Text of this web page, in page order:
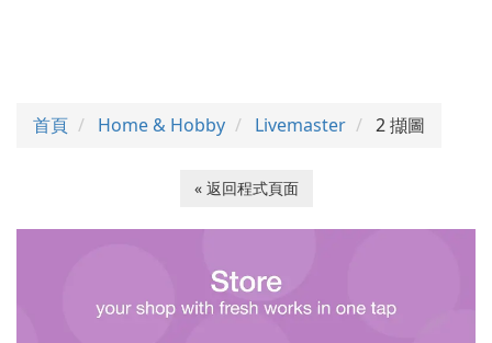
首頁 Home & Hobby Livemaster 2 擷圖
« 返回程式頁面